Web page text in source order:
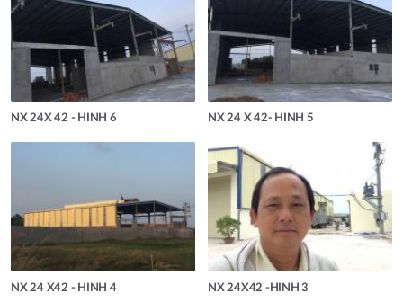
NX 24X 42 - HINH 6 NX 24 X 42- HINH 5
NX 24 X42 - HINH 4 NX 24X42 -HINH 3